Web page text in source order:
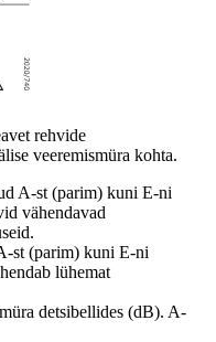
rehvide
veeremismüra kohta.
A-st (parim) kuni E-ni
vähendavad
st (parim) kuni E-ni
lühemat
detsibellides (dB). A-